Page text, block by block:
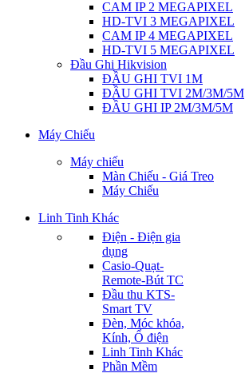
CAM IP 2 MEGAPIXEL
HD-TVI 3 MEGAPIXEL
CAM IP 4 MEGAPIXEL
HD-TVI 5 MEGAPIXEL
Đầu Ghi Hikvision
ĐẦU GHI TVI 1M
ĐẦU GHI TVI 2M/3M/5M
ĐẦU GHI IP 2M/3M/5M
Máy Chiếu
Máy chiếu
Màn Chiếu - Giá Treo
Máy Chiếu
Linh Tinh Khác
Điện - Điện gia
dụng
Casio-Quạt-
Remote-Bút TC
Đầu thu KTS-
Smart TV
Đèn, Móc khóa,
Kính, Ổ điện
Linh Tinh Khác
Phần Mềm